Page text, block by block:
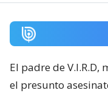
El padre de
el presunto